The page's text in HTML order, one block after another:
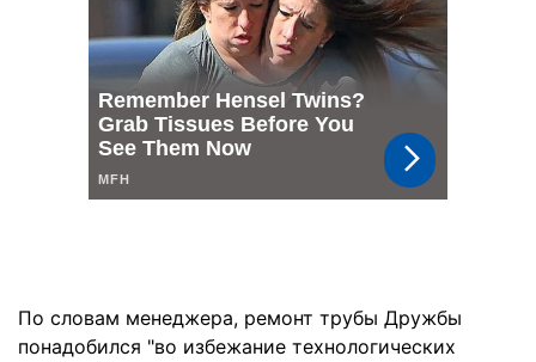
По словам менеджера, ремонт трубы Дружбы
понадобился "во избежание технологических